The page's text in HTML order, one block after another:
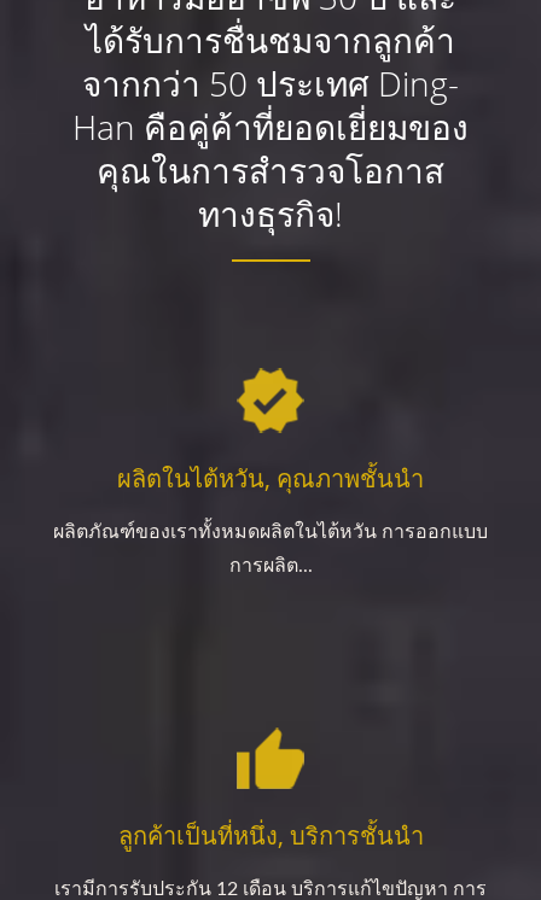
ได้รับการชื่นชมจากลูกค้า
จากกว่า 50 ประเทศ Ding-
Han คือคู่ค้าที่ยอดเยี่ยมของ
คุณในการสำรวจโอกาส
ทางธุรกิจ!
ผลิตในไต้หวัน, คุณภาพชั้นนำ
ผลิตภัณฑ์ของเราทั้งหมดผลิตในไต้หวัน การออกแบบ
การผลิต...
ลูกค้าเป็นที่หนึ่ง, บริการชั้นนำ
เรามีการรับประกัน 12 เดือน บริการแก้ไขปัญหา การ